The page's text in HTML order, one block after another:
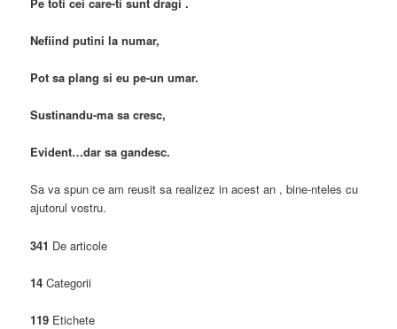
Nefiind putini la numar,
Pot sa plang si eu pe-un umar.
Sustinandu-ma sa cresc,
Evident…dar sa gandesc.
Sa va spun ce am reusit sa realizez in acest an , bine-nteles cu
ajutorul vostru.
341 De articole
14 Categorii
119 Etichete